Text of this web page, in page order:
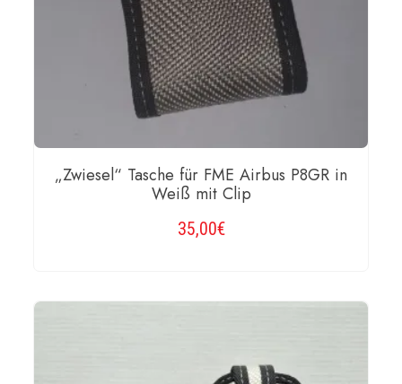
„Zwiesel“ Tasche für FME Airbus P8GR in
Weiß mit Clip
35,00€
WEITERLESEN